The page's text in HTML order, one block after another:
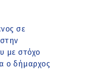
σε
με στόχο
ο δήμαρχος